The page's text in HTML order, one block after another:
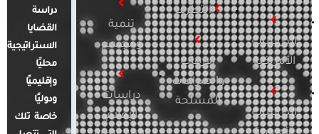
الدراسات
الأمريكية
الدراسات
التطرف
الإرهاب
والصراعات
المسلحة
تنمية
ومجتمع
دراسات
الإعلام
دراسة
القضايا
الاستراتيجية
محليًا
وإقليميًا
ودوليًا
خاصة تلك